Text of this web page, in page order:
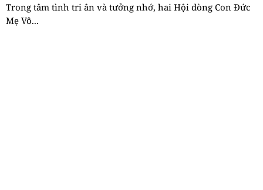
Trong tâm tình tri ân và tưởng nhớ, hai Hội dòng Con Đức
Mẹ Vô...